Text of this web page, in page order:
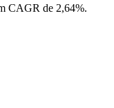
CAGR de 2,64%.